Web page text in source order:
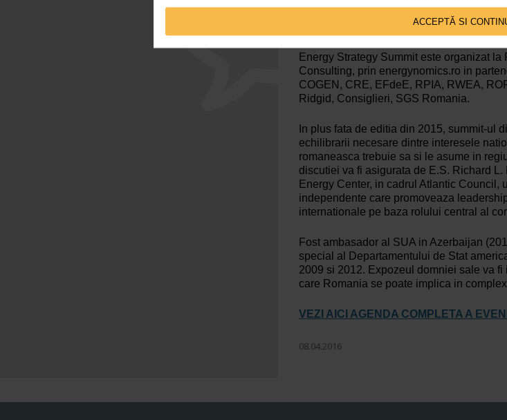
ACCEPTĂ SI
Energy Strategy Summit este organizat
Consulting, prin energynomics.ro in
COGEN, CRE, EFdeE, RPIA, RWEA,
Ridgid, Consiglieri, SGS Romania.
In plus fata de editia din 2015, summit-ul
echilibrarii necesare dintre interesele
romaneasca trebuie sa si le asume in
discutiei va fi asigurata de E.S. Richard
Energy Center, in cadrul Atlantic Council,
independente care promoveaza
internationale pe baza rolului central al
Fost ambasador al SUA in Azerbaijan
special al Departamentului de Stat
2009 si 2012. Expozeul domniei sale va
care Romania se poate implica in
VEZI AICI AGENDA COMPLETA A
08.04.2016